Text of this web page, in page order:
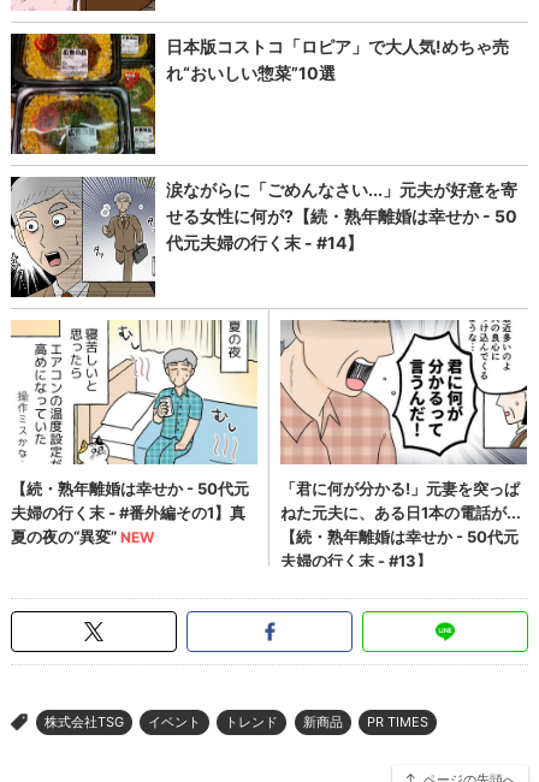
> 株式会社TSG イベント トレンド 新商品 PR TIMES